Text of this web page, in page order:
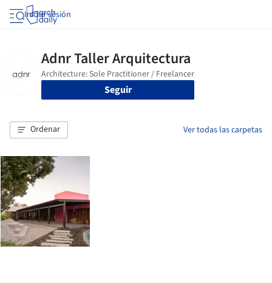
Iniciar sesión
Seguir
Ordenar Ver todas las carpetas